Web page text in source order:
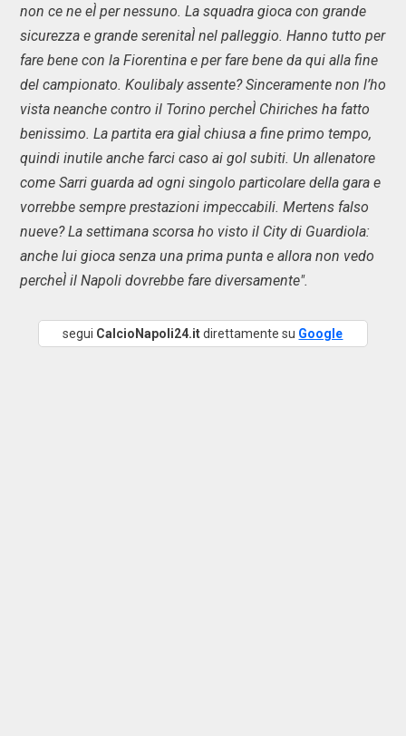
non ce ne eÌ per nessuno. La squadra gioca con grande
sicurezza e grande serenitaÌ nel palleggio. Hanno tutto per
fare bene con la Fiorentina e per fare bene da qui alla fine
del campionato. Koulibaly assente? Sinceramente non l’ho
vista neanche contro il Torino percheÌ Chiriches ha fatto
benissimo. La partita era giaÌ chiusa a fine primo tempo,
quindi inutile anche farci caso ai gol subiti. Un allenatore
come Sarri guarda ad ogni singolo particolare della gara e
vorrebbe sempre prestazioni impeccabili. Mertens falso
nueve? La settimana scorsa ho visto il City di Guardiola:
anche lui gioca senza una prima punta e allora non vedo
percheÌ il Napoli dovrebbe fare diversamente".
segui CalcioNapoli24.itdirettamente su Google